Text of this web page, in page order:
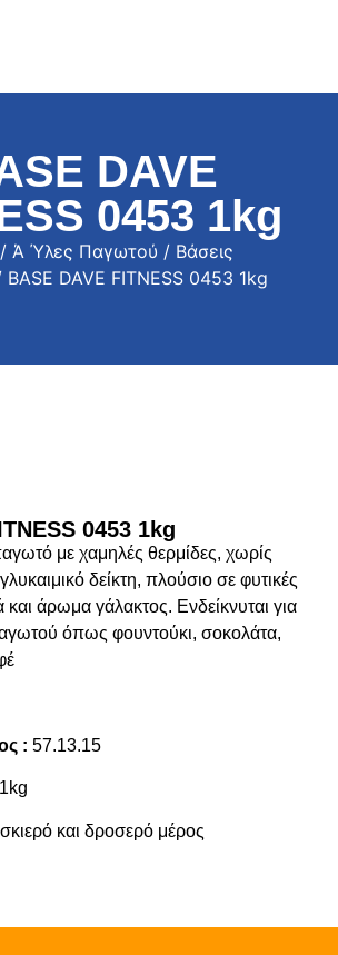
DAVE
0453 1kg
/ Ά Ύλες Παγωτού / Βάσεις
BASE DAVE FITNESS 0453 1kg
0453 1kg
με χαμηλές θερμίδες, χωρίς
δείκτη, πλούσιο σε φυτικές
και άρωμα γάλακτος. Ενδείκνυται για
όπως φουντούκι, σοκολάτα,
: 57.13.15
και δροσερό μέρος